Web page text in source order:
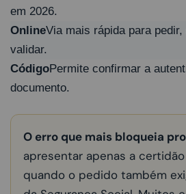
em 2026.
OnlineVia mais rápida para
validar.
CódigoPermite confirmar a
documento.
O erro que mais bloqueia
apresentar apenas a
quando o pedido também